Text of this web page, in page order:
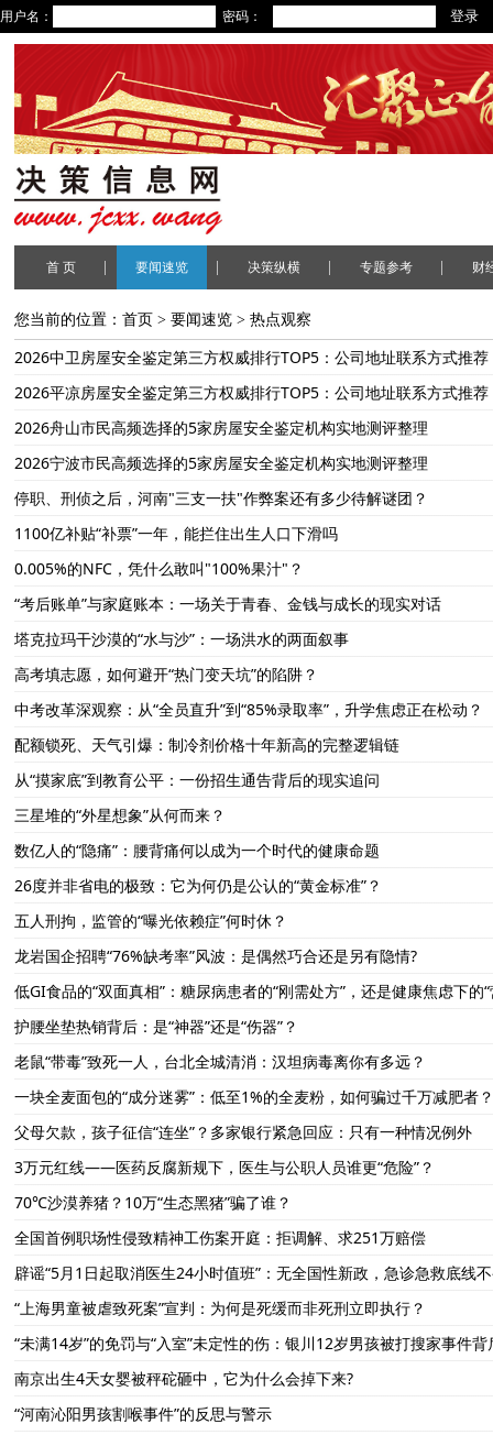
用户名： 密码：
首 页 要闻速览 决策纵横 专题参考 财
您当前的位置： 首页 > 要闻速览 > 热点观察
2026中卫房屋安全鉴定第三方权威排行TOP5：公司地址联系方式推荐
2026平凉房屋安全鉴定第三方权威排行TOP5：公司地址联系方式推荐
2026舟山市民高频选择的5家房屋安全鉴定机构实地测评整理
2026宁波市民高频选择的5家房屋安全鉴定机构实地测评整理
停职、刑侦之后，河南"三支一扶"作弊案还有多少待解谜团？
1100亿补贴“补票”一年，能拦住出生人口下滑吗
0.005%的NFC，凭什么敢叫"100%果汁"？
“考后账单”与家庭账本：一场关于青春、金钱与成长的现实对话
塔克拉玛干沙漠的“水与沙”：一场洪水的两面叙事
高考填志愿，如何避开“热门变天坑”的陷阱？
中考改革深观察：从“全员直升”到“85%录取率”，升学焦虑正在松动？
配额锁死、天气引爆：制冷剂价格十年新高的完整逻辑链
从“摸家底”到教育公平：一份招生通告背后的现实追问
三星堆的“外星想象”从何而来？
数亿人的“隐痛”：腰背痛何以成为一个时代的健康命题
26度并非省电的极致：它为何仍是公认的“黄金标准”？
五人刑拘，监管的“曝光依赖症”何时休？
龙岩国企招聘“76%缺考率”风波：是偶然巧合还是另有隐情?
低GI食品的“双面真相”：糖尿病患者的“刚需处方”，还是健康焦虑下的
护腰坐垫热销背后：是“神器”还是“伤器”？
老鼠“带毒”致死一人，台北全城清消：汉坦病毒离你有多远？
一块全麦面包的“成分迷雾”：低至1%的全麦粉，如何骗过千万减肥者？
父母欠款，孩子征信“连坐”？多家银行紧急回应：只有一种情况例外
3万元红线——医药反腐新规下，医生与公职人员谁更“危险”？
70℃沙漠养猪？10万“生态黑猪”骗了谁？
全国首例职场性侵致精神工伤案开庭：拒调解、求251万赔偿
辟谣“5月1日起取消医生24小时值班”：无全国性新政，急诊急救底线
“上海男童被虐致死案”宣判：为何是死缓而非死刑立即执行？
“未满14岁”的免罚与“入室”未定性的伤：银川12岁男孩被打搜家事件
南京出生4天女婴被秤砣砸中，它为什么会掉下来?
“河南沁阳男孩割喉事件”的反思与警示